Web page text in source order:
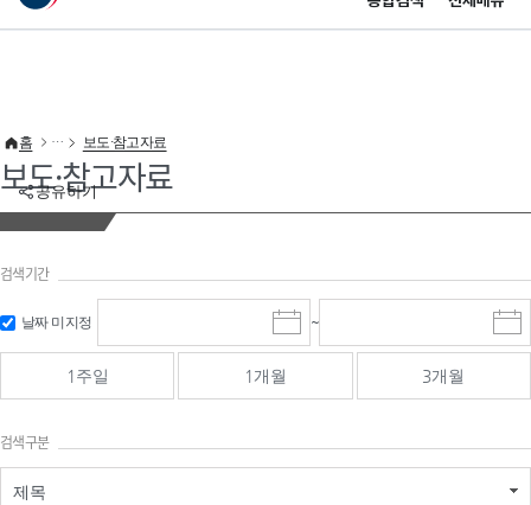
이 누리집은 대한민국 공식 전자정부 누리집입니다.
공유하기
홈 보도·참고자료
보도·참고자료
검색기간
날짜 미지정
시
작
일
선
~
종
료
선
1주일 1개월 3개월
검색구분
제목